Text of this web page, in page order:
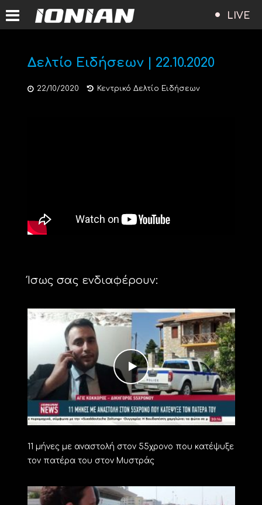
LIVE
Δελτίο Ειδήσεων | 22.10.2020
22/10/2020 Κεντρικό Δελτίο Ειδήσεων
Ίσως σας ενδιαφέρουν:
11 μήνες με αναστολή στον 55χρονο που κατέψυξε
τον πατέρα του στον Μυστράς